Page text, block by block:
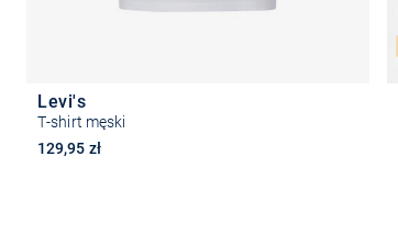
Levi's
T-shirt męski
129,95 zł